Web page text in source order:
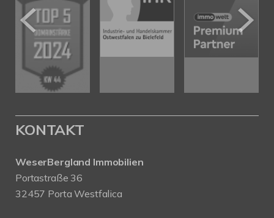
KONTAKT
WeserBergland Immobilien
Portastraße 36
32457 Porta Westfalica